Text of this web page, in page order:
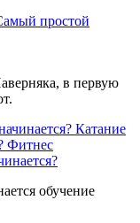
простой
в первую
Катание
Фитнес
обучение